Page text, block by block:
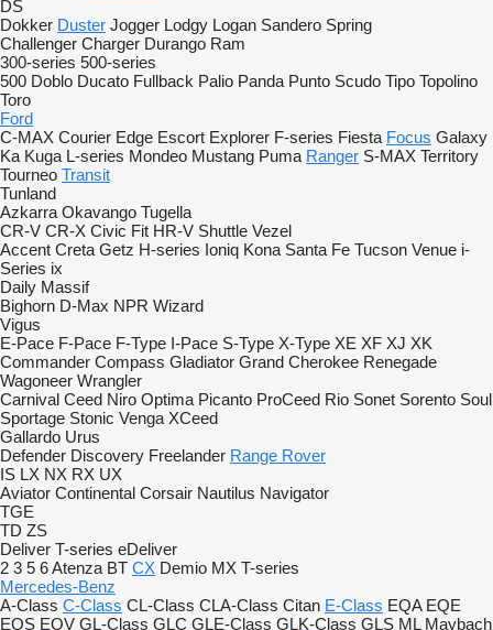
DS
Dokker Duster Jogger Lodgy Logan Sandero Spring
Challenger Charger Durango Ram
300-series 500-series
500 Doblo Ducato Fullback Palio Panda Punto Scudo Tipo Topolino
Toro
Ford
C-MAX Courier Edge Escort Explorer F-series Fiesta Focus Galaxy
Ka Kuga L-series Mondeo Mustang Puma Ranger S-MAX Territory
Tourneo Transit
Tunland
Azkarra Okavango Tugella
CR-V CR-X Civic Fit HR-V Shuttle Vezel
Accent Creta Getz H-series Ioniq Kona Santa Fe Tucson Venue i-
Series ix
Daily Massif
Bighorn D-Max NPR Wizard
Vigus
E-Pace F-Pace F-Type I-Pace S-Type X-Type XE XF XJ XK
Commander Compass Gladiator Grand Cherokee Renegade
Wagoneer Wrangler
Carnival Ceed Niro Optima Picanto ProCeed Rio Sonet Sorento Soul
Sportage Stonic Venga XCeed
Gallardo Urus
Defender Discovery Freelander Range Rover
IS LX NX RX UX
Aviator Continental Corsair Nautilus Navigator
TGE
TD ZS
Deliver T-series eDeliver
2 3 5 6Atenza BT CX Demio MX T-series
Mercedes-Benz
A-Class C-Class CL-Class CLA-Class Citan E-Class EQA EQE
EQS EQV GL-Class GLC GLE-Class GLK-Class GLS ML Maybach